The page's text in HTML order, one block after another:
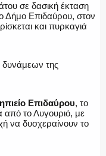
σε δασική έκταση
Δήμο Επιδαύρου, στον
και πυρκαγιά
δυνάμεων της
Επιδαύρου, το
από το Λυγουριό, με
να δυσχεραίνουν το